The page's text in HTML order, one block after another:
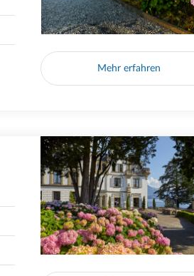
Mehr erfahren